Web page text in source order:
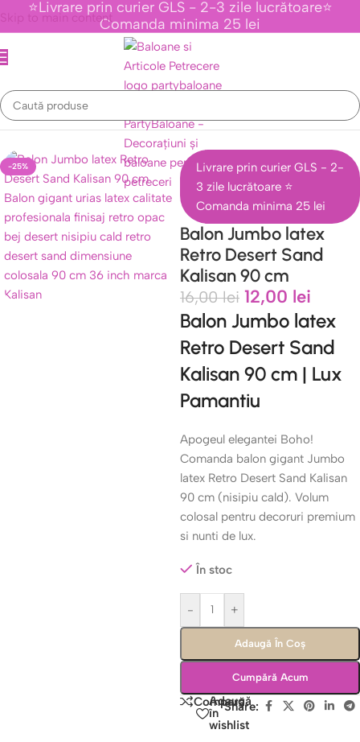
Skip to main content
⭐Livrare prin curier GLS - 2-3 zile lucrătoare⭐
Comanda minima 25 lei
Prima pagină/Baloane Latex Kalisan/Baloane Jumbo Kalisan 90 cm
-25%
Livrare prin curier GLS - 2-
3 zile lucrătoare ⭐
Comanda minima 25 lei
Balon Jumbo latex
Retro Desert Sand
Kalisan 90 cm
16,00lei 12,00 lei
Balon Jumbo latex
Retro Desert Sand
Kalisan 90 cm | Lux
Pamantiu
Apogeul elegantei Boho!
Comanda balon gigant Jumbo
latex Retro Desert Sand Kalisan
90 cm (nisipiu cald). Volum
colosal pentru decoruri premium
si nunti de lux.
În stoc
- +
Adaugă În Coș
Cumpără Acum
Compară
Adaugă
în
wishlist
Share: